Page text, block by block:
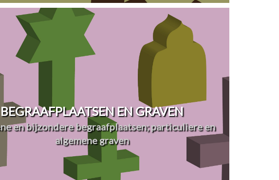
BEGRAAFPLAATSEN EN GRAVEN
en bijzondere begraafplaatsen; particuliere en
algemene graven